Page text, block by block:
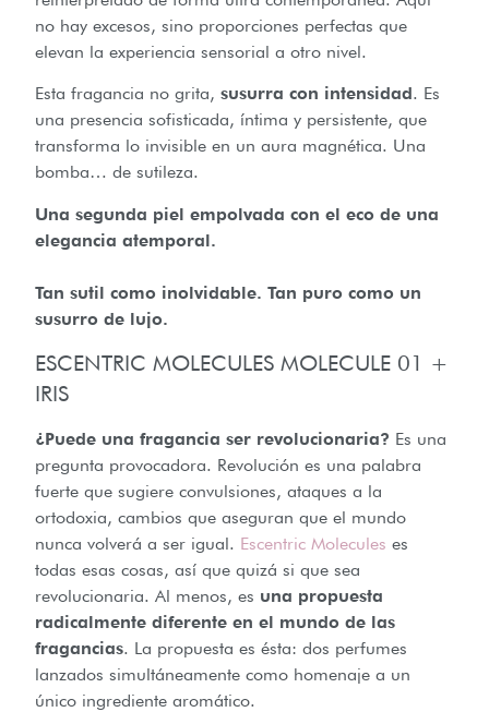
no hay excesos, sino proporciones perfectas que
elevan la experiencia sensorial a otro nivel.
Esta fragancia no grita, susurra con intensidad. Es
una presencia sofisticada, íntima y persistente, que
transforma lo invisible en un aura magnética. Una
bomba… de sutileza.
Una segunda piel empolvada con el eco de una
elegancia atemporal.
Tan sutil como inolvidable. Tan puro como un
susurro de lujo.
ESCENTRIC MOLECULES MOLECULE 01 +
IRIS
¿Puede una fragancia ser revolucionaria? Es una
pregunta provocadora. Revolución es una palabra
fuerte que sugiere convulsiones, ataques a la
ortodoxia, cambios que aseguran que el mundo
nunca volverá a ser igual. Escentric Molecules es
todas esas cosas, así que quizá si que sea
revolucionaria. Al menos, es una propuesta
radicalmente diferente en el mundo de las
fragancias. La propuesta es ésta: dos perfumes
lanzados simultáneamente como homenaje a un
único ingrediente aromático.